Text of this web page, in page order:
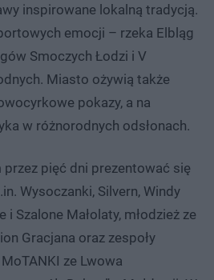
inspirowane lokalną tradycją.
emocji – rzeka Elbląg
Smoczych Łodzi i V
Miasto ożywią także
pokazy, a na
w różnorodnych odsłonach.
przez pięć dni prezentować się
Wysoczanki, Silvern, Windy
i Szalone Małolaty, młodzież ze
Gracjana oraz zespoły
ze Lwowa